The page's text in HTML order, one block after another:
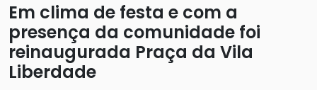
Em clima de festa e com a
presença da comunidade foi
reinaugurada Praça da Vila
Liberdade